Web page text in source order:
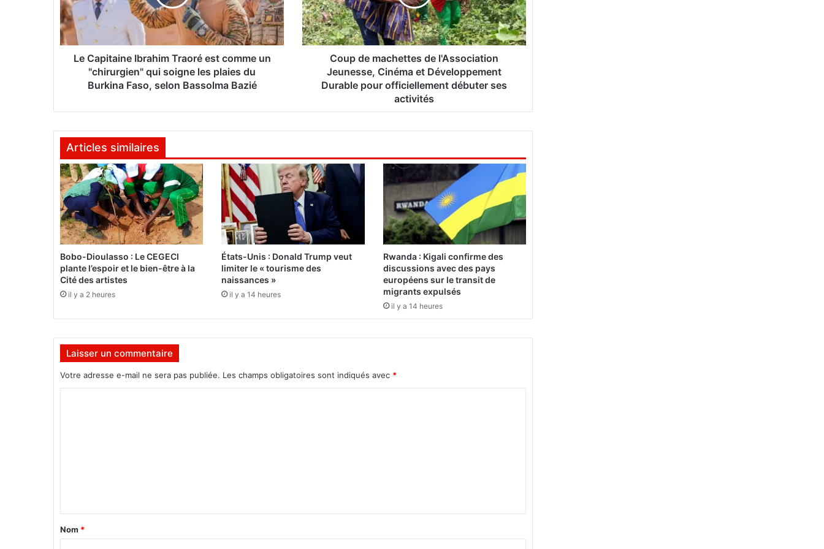
i
t
a
i
h
m
T
r
a
o
r
é
s
t
c
e
"
c
q
Le Capitaine Ibrahim Traoré est comme un
"chirurgien" qui soigne les plaies du
Burkina Faso, selon Bassolma Bazié
e
m
a
c
d
l
'
A
s
s
o
c
a
e
e
s
Coup de machettes de l'Association
Jeunesse, Cinéma et Développement
Durable pour officiellement débuter ses
activités
Articles similaires
Bobo-Dioulasso : Le CEGECI
plante l’espoir et le bien-être à la
Cité des artistes
il y a 2 heures
États-Unis : Donald Trump veut
limiter le « tourisme des
naissances »
il y a 14 heures
Rwanda : Kigali confirme des
discussions avec des pays
européens sur le transit de
migrants expulsés
il y a 14 heures
Laisser un commentaire
Votre adresse e-mail ne sera pas publiée. Les champs obligatoires sont indiqués avec *
a
Nom *